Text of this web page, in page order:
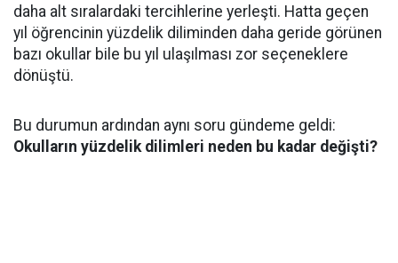
daha alt sıralardaki tercihlerine yerleşti. Hatta geçen
yıl öğrencinin yüzdelik diliminden daha geride görünen
bazı okullar bile bu yıl ulaşılması zor seçeneklere
dönüştü.
Bu durumun ardından aynı soru gündeme geldi:
Okulların yüzdelik dilimleri neden bu kadar değişti?